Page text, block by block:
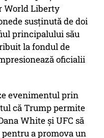
World Liberty
susţinută de doi
principalului său
la fondul de
oficialii
evenimentul prin
că Trump permite
White şi UFC să
a promova un